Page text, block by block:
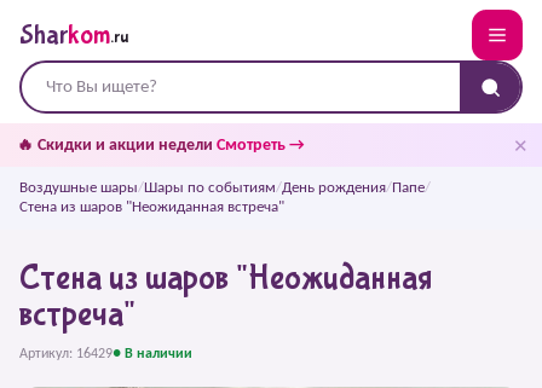
Sharkom.ru
🔥 Скидки и акции недели Смотреть → ✕
Воздушные шары/Шары по событиям/День рождения/Папе/
Стена из шаров "Неожиданная встреча"
Стена из шаров "Неожиданная
встреча"
Артикул: 16429● В наличии